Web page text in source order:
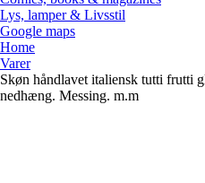
Lys, lamper & Livsstil
Google maps
Home
Varer
Skøn håndlavet italiensk tutti frutti
nedhæng. Messing. m.m